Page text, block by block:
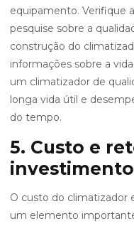
equipamento. Verifique
pesquise sobre a
construção do
informações sobre a
um climatizador de
longa vida útil e
do tempo.
5. Custo e
investimento
O custo do climatizador
um elemento